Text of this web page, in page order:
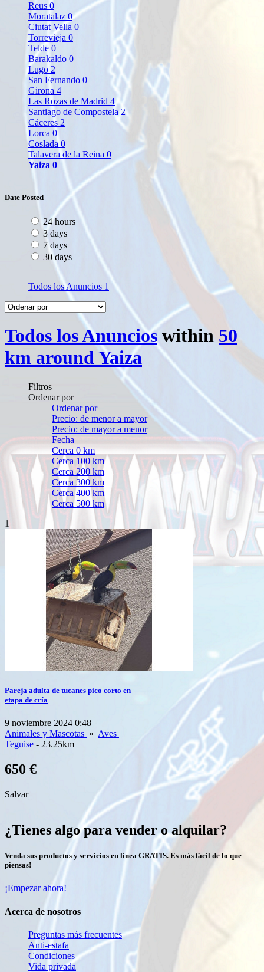
Reus 0
Moratalaz 0
Ciutat Vella 0
Torrevieja 0
Telde 0
Barakaldo 0
Lugo 2
San Fernando 0
Girona 4
Las Rozas de Madrid 4
Santiago de Compostela2
Cáceres 2
Lorca 0
Coslada 0
Talavera de la Reina 0
Yaiza 0
Date Posted
24 hours
3 days
7 days
30 days
Todos los Anuncios 1
Todos los Anuncios within50
km around Yaiza
Filtros
Ordenar por
Ordenar por
Precio: de menor a mayor
Precio: de mayor a menor
Fecha
Cerca 0 km
Cerca 100 km
Cerca 200 km
Cerca 300 km
Cerca 400 km
Cerca 500 km
1
Pareja adulta de tucanes pico corto en
etapa de cría
9 noviembre 2024 0:48
Animales y Mascotas » Aves
Teguise - 23.25km
650 €
Salvar
¿Tienes algo para vender o alquilar?
Venda sus productos y servicios en línea GRATIS. Es más fácil de lo que
piensas!
¡Empezar ahora!
Acerca de nosotros
Preguntas más frecuentes
Anti-estafa
Condiciones
Vida privada